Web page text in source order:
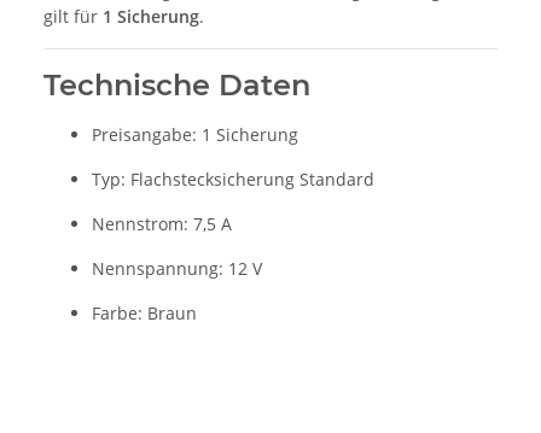
gilt für 1 Sicherung.
Technische Daten
Preisangabe: 1 Sicherung
Typ: Flachstecksicherung Standard
Nennstrom: 7,5 A
Nennspannung: 12 V
Farbe: Braun